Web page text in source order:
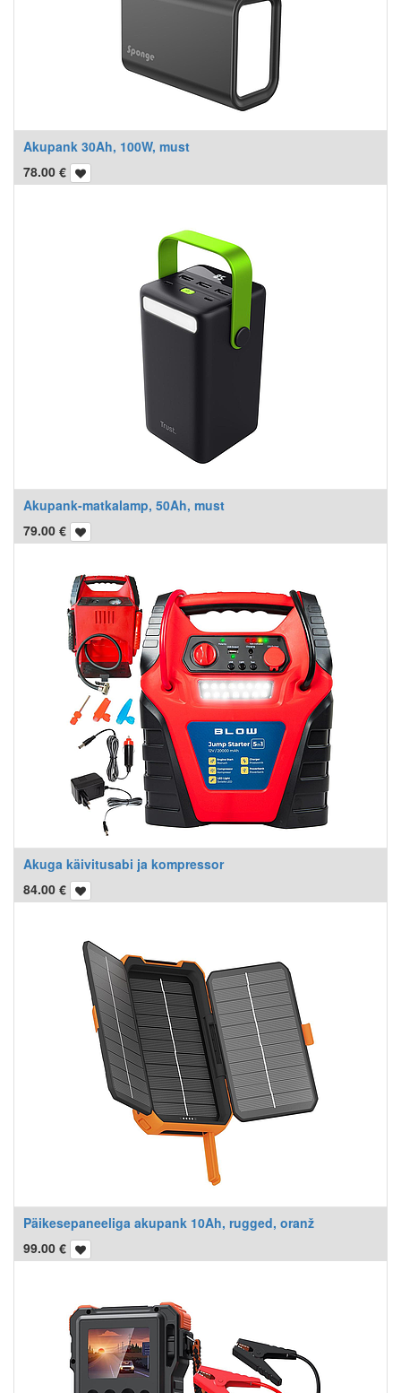
Akupank 30Ah, 100W, must
78.00 €
Akupank-matkalamp, 50Ah, must
79.00 €
Akuga käivitusabi ja kompressor
84.00 €
Päikesepaneeliga akupank 10Ah, rugged, oranž
99.00 €